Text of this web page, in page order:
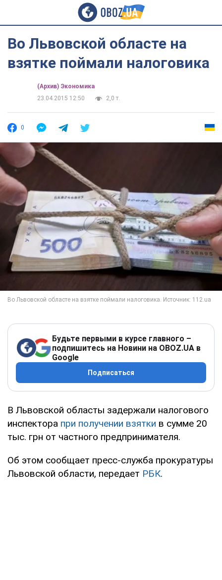
Во Львовской областе на
взятке поймали налоговика
(Архив) Экономика
23.04.2015 12:50
2,0 т.
0
Будьте первыми в курсе главного –
подпишитесь на Новини на OBOZ.UA в
Google
Подписаться
В Львовской областы задержали налогового
инспектора при получении взятки в сумме 20
тыс. грн от частного предпринимателя.
Об этом сообщает пресс-служба прокуратуры
Львовской области, передает РБК.